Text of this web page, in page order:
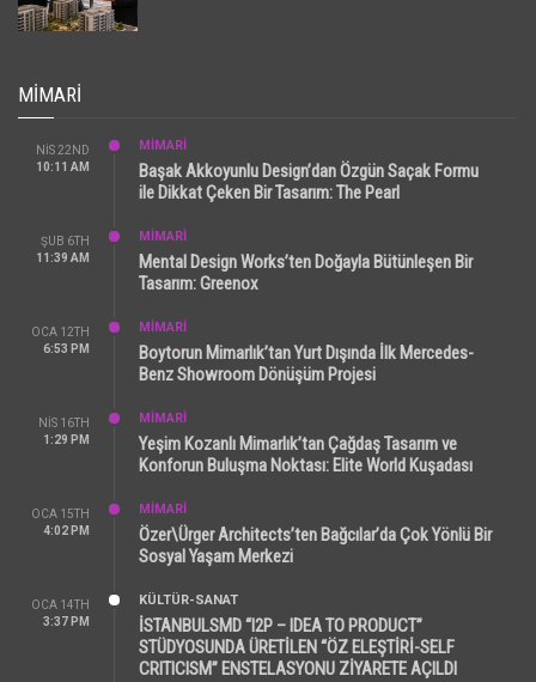
MIMARI
NIS 22ND
10:11 AM
MİMARİ
Başak Akkoyunlu Design’dan Özgün Saçak Formu
ile Dikkat Çeken Bir Tasarım: The Pearl
ŞUB 6TH
11:39 AM
MİMARİ
Mental Design Works’ten Doğayla Bütünleşen Bir
Tasarım: Greenox
OCA 12TH
6:53 PM
MİMARİ
Boytorun Mimarlık’tan Yurt Dışında İlk Mercedes-
Benz Showroom Dönüşüm Projesi
NIS 16TH
1:29 PM
MİMARİ
Yeşim Kozanlı Mimarlık’tan Çağdaş Tasarım ve
Konforun Buluşma Noktası: Elite World Kuşadası
OCA 15TH
4:02 PM
MİMARİ
Özer\Ürger Architects’ten Bağcılar’da Çok Yönlü Bir
Sosyal Yaşam Merkezi
OCA 14TH
3:37 PM
KÜLTÜR-SANAT
İSTANBULSMD “I2P – IDEA TO PRODUCT”
STÜDYOSUNDA ÜRETİLEN “ÖZ ELEŞTİRİ-SELF
CRITICISM” ENSTELASYONU ZİYARETE AÇILDI